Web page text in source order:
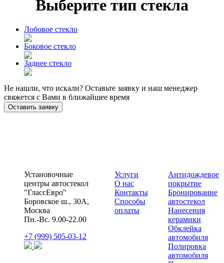
Выберите тип стекла
Лобовое стекло
Боковое стекло
Заднее стекло
Не нашли, что искали? Оставьте заявку и наш менеджер
свяжется с Вами в ближайшее время
Оставить заявку
Установочные
центры автостекол
"ГлассЕвро"
Боровское ш., 30А,
Москва
Пн.-Вс. 9.00-22.00
+7 (999) 505-03-12
Услуги
О нас
Контакты
Способы
оплаты
Антидождевое
покрытие
Бронирование
автостекол
Нанесения
керамики
Обклейка
автомобиля
Полировка
автомобиля